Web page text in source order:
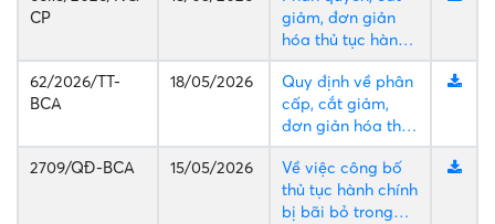
và bãi bỏ trong
các lĩnh vực quản
lý ngành, nghề
đầu tư kinh doanh
có điều kiện về an
ninh, trật tự; quản
lý con dấu; quản
lý vũ khí, vật liệu
nổ, công cụ hỗ trợ
và pháo thuộc
CP
giảm, đơn giản
hóa thủ tục hành
chính, điều kiện
kinh doanh
62/2026/TT-
BCA
18/05/2026
Quy định về phân
cấp, cắt giảm,
đơn giản hóa thủ
tục hành chính
thuộc phạm vi
quản lý của Bộ
Công an
2709/QĐ-BCA 15/05/2026
Về việc công bố
thủ tục hành chính
bị bãi bỏ trong